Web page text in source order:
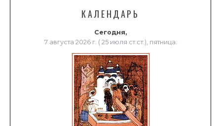
КАЛЕНДАРЬ
Сегодня,
7 августа 2026 г. ( 25 июля ст.ст.), пятница.